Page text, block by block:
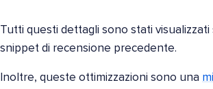
Tutti questi dettagli sono stati visualizzati
snippet di recensione precedente.
Inoltre, queste ottimizzazioni sono una